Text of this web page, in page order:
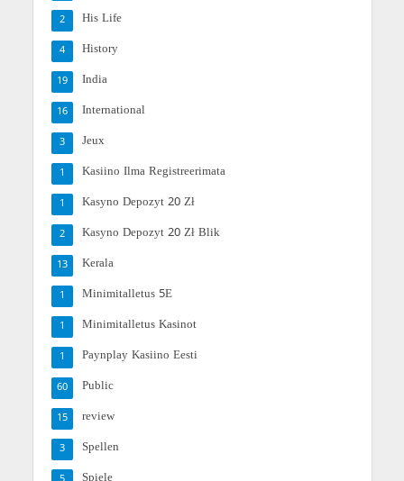
His Life
2
History
4
India
19
International
16
Jeux
3
Kasiino Ilma Registreerimata
1
Kasyno Depozyt 20 Zł
1
Kasyno Depozyt 20 Zł Blik
2
Kerala
13
Minimitalletus 5E
1
Minimitalletus Kasinot
1
Paynplay Kasiino Eesti
1
Public
60
review
15
Spellen
3
Spiele